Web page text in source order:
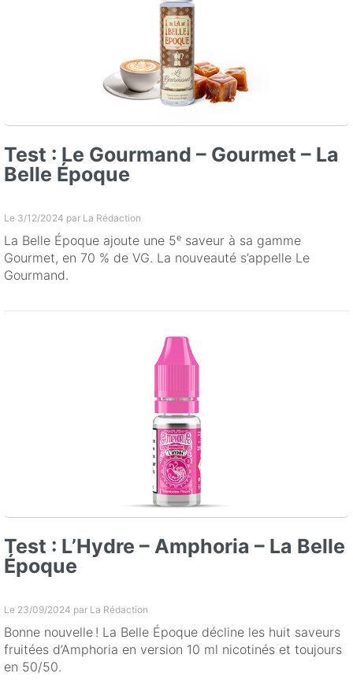
Test : Le Gourmand – Gourmet – La
Belle Époque
Le 3/12/2024 par La Rédaction
La Belle Époque ajoute une 5ᵉ saveur à sa gamme
Gourmet, en 70 % de VG. La nouveauté s’appelle Le
Gourmand.
Test : L’Hydre – Amphoria – La Belle
Époque
Le 23/09/2024 par La Rédaction
Bonne nouvelle ! La Belle Époque décline les huit saveurs
fruitées d’Amphoria en version 10 ml nicotinés et toujours
en 50/50.